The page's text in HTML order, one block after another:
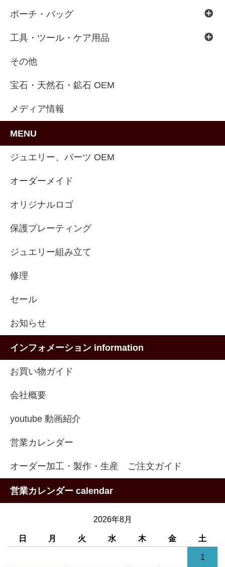
ポーチ・バッグ
工具・ツール・ケア用品
その他
宝石・天然石・鉱石 OEM
メディア情報
MENU
ジュエリー、パーツ OEM
オーダーメイド
オリジナルロゴ
保護プレーティング
ジュエリー組み立て
修理
セール
お知らせ
インフォメーション information
お買い物ガイド
会社概要
youtube 動画紹介
営業カレンダー
オーダー加工・製作・生産 ご注文ガイド
営業カレンダー calendar
2026年8月
日 月 火 水 木 金 土
1